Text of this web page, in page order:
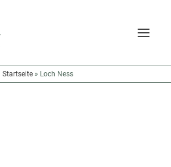
Startseite» Loch Ness